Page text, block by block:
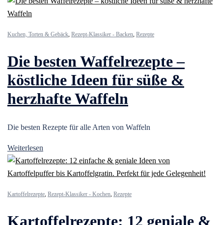
Kuchen, Torten & Gebäck, Rezept-Klassiker - Backen, Rezepte
Die besten Waffelrezepte –
köstliche Ideen für süße &
herzhafte Waffeln
Die besten Rezepte für alle Arten von Waffeln
Weiterlesen
Kartoffelrezepte, Rezept-Klassiker - Kochen, Rezepte
Kartoffelrezepte: 12 geniale &